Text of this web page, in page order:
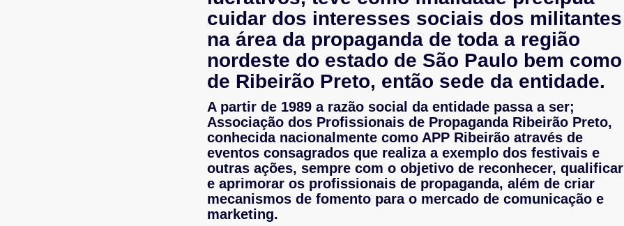
cuidar dos interesses sociais dos militantes
na área da propaganda de toda a região
nordeste do estado de São Paulo bem como
de Ribeirão Preto, então sede da entidade.
A partir de 1989 a razão social da entidade passa a ser;
Associação dos Profissionais de Propaganda Ribeirão Preto,
conhecida nacionalmente como APP Ribeirão através de
eventos consagrados que realiza a exemplo dos festivais e
outras ações, sempre com o objetivo de reconhecer, qualificar
e aprimorar os profissionais de propaganda, além de criar
mecanismos de fomento para o mercado de comunicação e
marketing.